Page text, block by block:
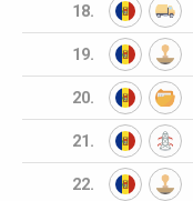
18.
19.
20.
21.
22.